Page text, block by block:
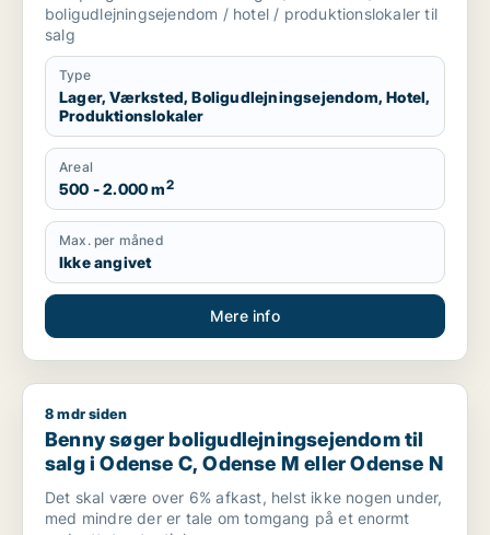
boligudlejningsejendom / hotel / produktionslokaler til
salg
Type
Lager, Værksted, Boligudlejningsejendom, Hotel,
Produktionslokaler
Areal
500 - 2.000 m2
Max. per måned
Ikke angivet
Mere info
Benny søger boligudlejningsejendom til salg i Odense C,
8 mdr siden
Benny søger boligudlejningsejendom til
salg i Odense C, Odense M eller Odense N
Det skal være over 6% afkast, helst ikke nogen under,
med mindre der er tale om tomgang på et enormt